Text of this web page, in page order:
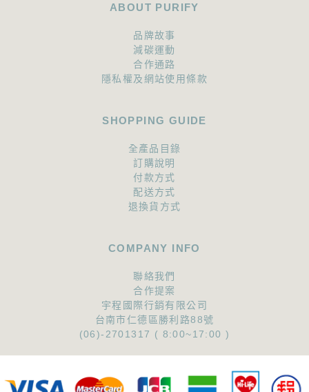
ABOUT PURIFY
品牌故事
減碳運動
合作通路
隱私權及網站使用條款
SHOPPING GUIDE
全產品目錄
訂購說明
付款方式
配送方式
退換貨方式
COMPANY INFO
聯絡我們
合作提案
宇程國際行銷有限公司
台南市仁德區勝利路88號
(06)-2701317 ( 8:00~17:00 )